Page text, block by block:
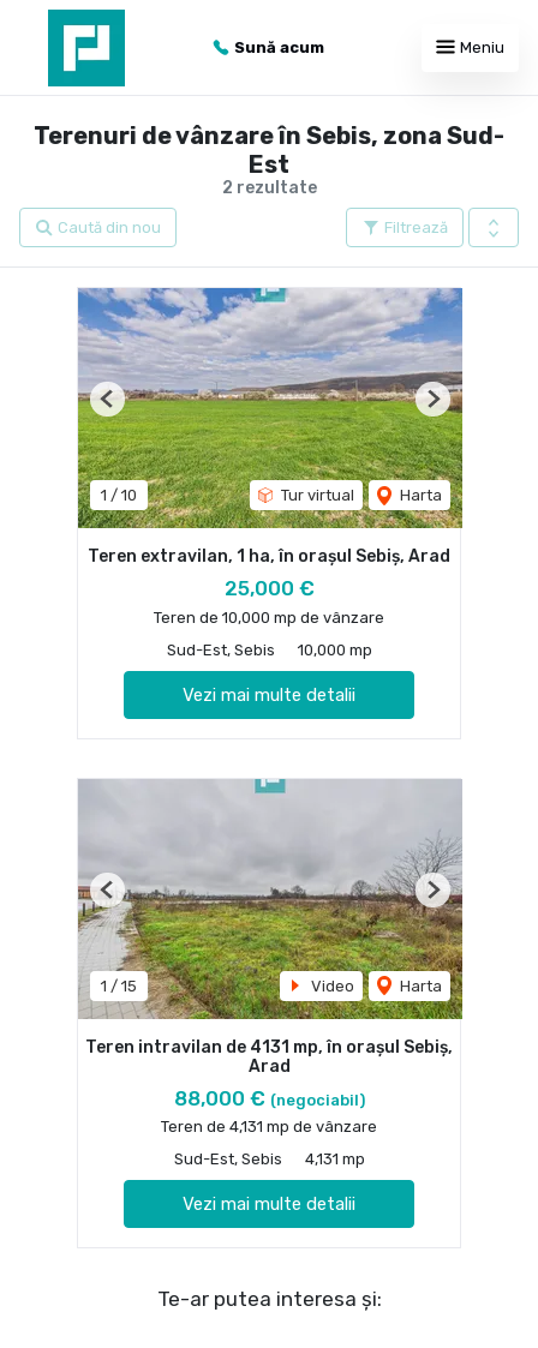
Sună acum Meniu
2 rezultate
Terenuri de vânzare în Sebis, zona Sud-
Est
Filtrează
Caută din nou
1 / 10 Tur virtual Harta
Previous Next
Teren extravilan, 1 ha, în orașul Sebiș, Arad
25,000 €
Teren de 10,000 mp de vânzare
Sud-Est, Sebis
10,000 mp
Vezi mai multe detalii
1 / 15 Video Harta
Previous Next
Teren intravilan de 4131 mp, în orașul Sebiș,
Arad
88,000 € (negociabil)
Teren de 4,131 mp de vânzare
Sud-Est, Sebis
4,131 mp
Vezi mai multe detalii
Te-ar putea interesa și: